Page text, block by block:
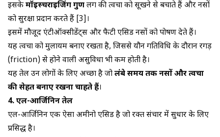
इसकेमॉइस्चराइजिंग गुणलिंग की त्वचा को सूखने से बचाते हैं और नसों
को सुरक्षा प्रदान करते हैं [3]।
इसमें मौजूद एंटीऑक्सीडेंट्स और फैटी एसिड नसों को पोषण देते हैं।
यह त्वचा को मुलायम बनाए रखता है, जिससे यौन गतिविधि के दौरान रगड़
(friction) से होने वाली असुविधा भी कम होती है।
यह तेल उन लोगों के लिए अच्छा है जोलंबे समय तक नसों और त्वचा
की सेहत बनाए रखना चाहते हैं।
4. एल-आर्जिनिन तेल
एल-आर्जिनिन एक ऐसा अमीनो एसिड है जो रक्त संचार में सुधार के लिए
प्रसिद्ध है।